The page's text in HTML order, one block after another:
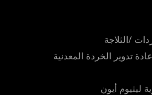
/الثلاجة
تدوير الخردة المعدنية
ليثيوم أيون